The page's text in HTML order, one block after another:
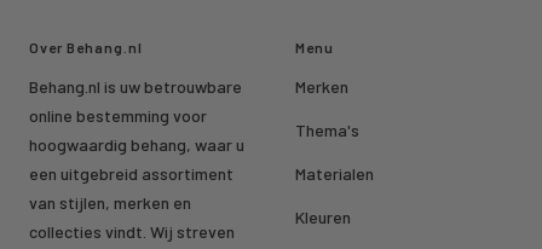
Over Behang.nl
Behang.nl is uw betrouwbare
online bestemming voor
hoogwaardig behang, waar u
een uitgebreid assortiment
van stijlen, merken en
collecties vindt. Wij streven
Menu
Merken
Thema's
Materialen
Kleuren